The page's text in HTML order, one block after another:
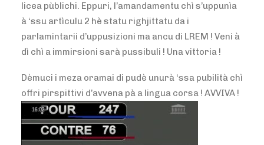
licea pùblichi. Eppuri, l’amandamentu chì s’uppunìa
à ‘ssu artìculu 2 hè statu righjittatu da i
parlamintarii d’uppusizioni ma ancu di LREM ! Veni à
dì chì a immirsioni sarà pussibuli ! Una vittoria !
Dèmuci i meza oramai di pudè unurà ‘ssa pubilità chì
offri pirspittivi d’avvena pà a lingua corsa ! AVVIVA !